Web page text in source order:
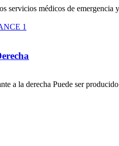
servicios médicos de emergencia
a la derecha Puede ser